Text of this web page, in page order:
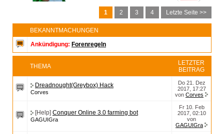
1 2 3 4 Letzte Seite >>
BEKANNTMACHUNGEN
Ankündigung: Forenregeln
THEMA
LETZTER
BEITRAG
Dreadnought(Greybox) Hack
Corves
Do 21. Dez
2017, 17:27
von Corves
[Help] Conquer Online 3.0 farming bot
GAGUIGra
Fr 10. Feb
2017, 02:10
von
GAGUIGra